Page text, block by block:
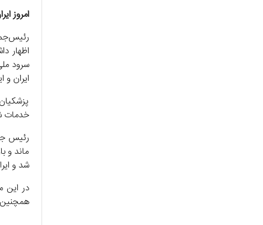
امروز
اظهار
سرود
ایران
خدمات
رئیس
ماند و
شد و
در این